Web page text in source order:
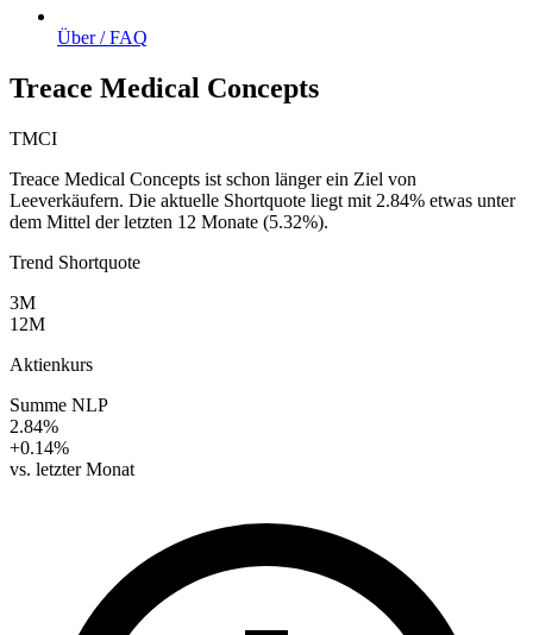
Über / FAQ
Treace Medical Concepts
TMCI
Treace Medical Concepts ist schon länger ein Ziel von
Leeverkäufern. Die aktuelle Shortquote liegt mit 2.84% etwas unter
dem Mittel der letzten 12 Monate (5.32%).
Trend Shortquote
3M
12M
Aktienkurs
Summe NLP
2.84%
+0.14%
vs. letzter Monat